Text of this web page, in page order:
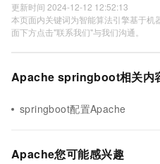
更新时间 2024-12-12 12:52:13
本页面内关键词为智能算法引擎基于机
面下方点击"联系我们"与我们沟通。
Apache springboot相关内
springboot配置Apache
Apache您可能感兴趣